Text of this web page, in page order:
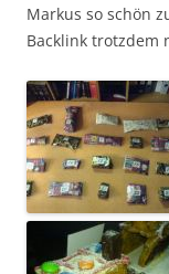
Markus so schön
Backlink trotzdem